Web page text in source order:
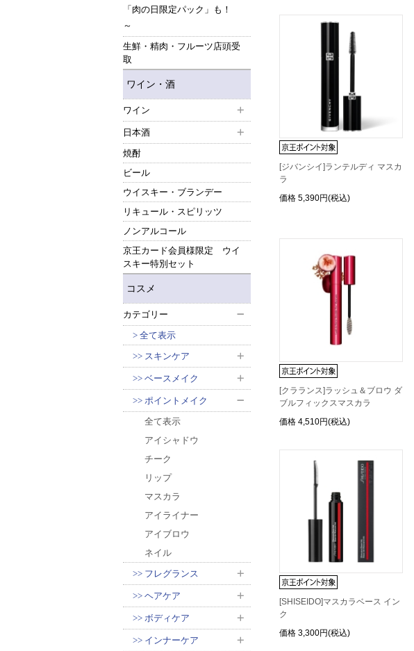
「肉の日限定パック」も！
～
生鮮・精肉・フルーツ店頭受
取
ワイン・酒
ワイン
日本酒
焼酎
ビール
ウイスキー・ブランデー
リキュール・スピリッツ
ノンアルコール
京王カード会員様限定 ウイ
スキー特別セット
コスメ
カテゴリー
全て表示
スキンケア
ベースメイク
ポイントメイク
全て表示
アイシャドウ
チーク
リップ
マスカラ
アイライナー
アイブロウ
ネイル
フレグランス
ヘアケア
ボディケア
インナーケア
[ジバンシイ]ランテルディ マスカ
ラ
価格 5,390円(税込)
[クラランス]ラッシュ＆ブロウ ダ
ブルフィックスマスカラ
価格 4,510円(税込)
[SHISEIDO]マスカラベース イン
ク
価格 3,300円(税込)